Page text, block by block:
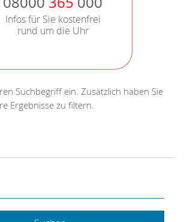
Infos für Sie kostenfrei
rund um die Uhr
Suchbegriff ein. Zusätzlich haben Sie
Ergebnisse zu filtern.